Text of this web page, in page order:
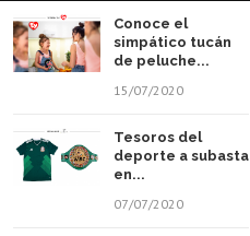
Aviso de Privacidad
Conoce el
simpático tucán
de peluche...
15/07/2020
Tesoros del
deporte a subasta
en...
07/07/2020